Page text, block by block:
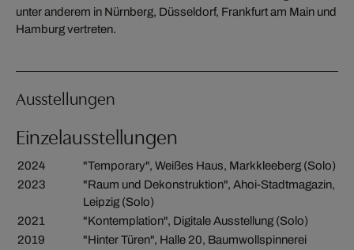
unter anderem in Nürnberg, Düsseldorf, Frankfurt am Main und
Hamburg vertreten.
Ausstellungen
Einzelausstellungen
2024
"Temporary", Weißes Haus, Markkleeberg (Solo)
2023
"Raum und Dekonstruktion", Ahoi-Stadtmagazin,
Leipzig (Solo)
2021
"Kontemplation", Digitale Ausstellung (Solo)
2019
"Hinter Türen", Halle 20, Baumwollspinnerei